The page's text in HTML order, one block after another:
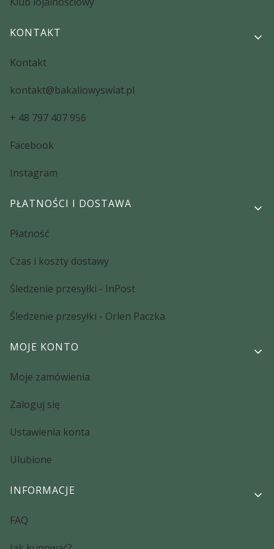
KONTAKT
Kontakt
kontakt@bakaliowyswiat.pl
+ 48 797 407 956
Facebook
Instagram
PŁATNOŚCI I DOSTAWA
Płatność
Czas i koszty dostawy
Śledzenie przesyłki - InPost
Śledzenie przesyłki - Orlen Paczka
MOJE KONTO
Moje zamówienia
Zaloguj się
Ustawienia konta
Ulubione
INFORMACJE
FAQ